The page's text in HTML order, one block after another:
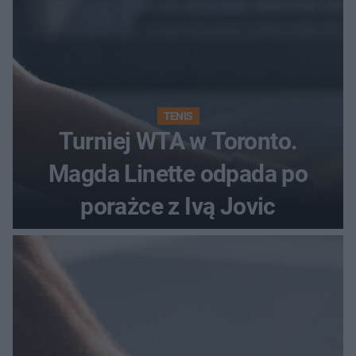
TENIS
Turniej WTA w Toronto.
Magda Linette odpada po
porażce z Ivą Jovic